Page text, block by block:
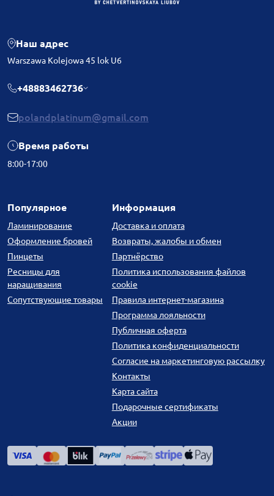
Наш адрес
Warszawa Kolejowa 45 lok U6
+48883462736
polandplatinum@gmail.com
Время работы
8:00-17:00
Популярное
Ламинирование
Оформление бровей
Пинцеты
Ресницы для
наращивания
Сопутствующие товары
Информация
Доставка и оплата
Возвраты, жалобы и обмен
Партнёрство
Политика использования файлов
cookie
Правила интернет-магазина
Программа лояльности
Публичная оферта
Политика конфиденциальности
Согласие на маркетинговую рассылку
Контакты
Карта сайта
Подарочные сертификаты
Акции